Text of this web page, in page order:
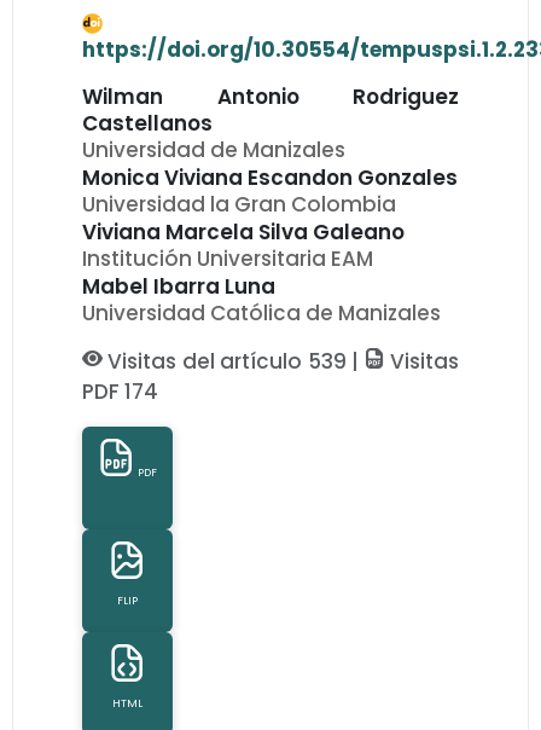
https://doi.org/10.30554/
Wilman Antonio Rodriguez
Castellanos
Universidad de Manizales
Monica Viviana Escandon Gonzales
Universidad la Gran Colombia
Viviana Marcela Silva Galeano
Institución Universitaria EAM
Mabel Ibarra Luna
Universidad Católica de Manizales
Visitas del artículo 539 |
Visitas
PDF 174
PDF
FLIP
HTML